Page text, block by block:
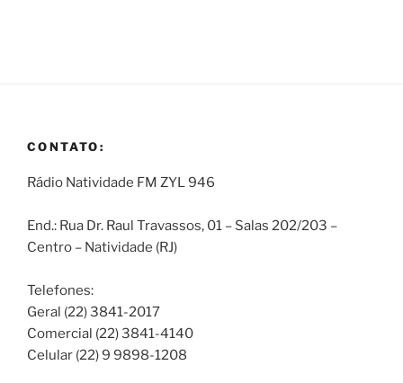
CONTATO:
Rádio Natividade FM ZYL 946
End.: Rua Dr. Raul Travassos, 01 – Salas 202/203 –
Centro – Natividade (RJ)
Telefones:
Geral (22) 3841-2017
Comercial (22) 3841-4140
Celular (22) 9 9898-1208